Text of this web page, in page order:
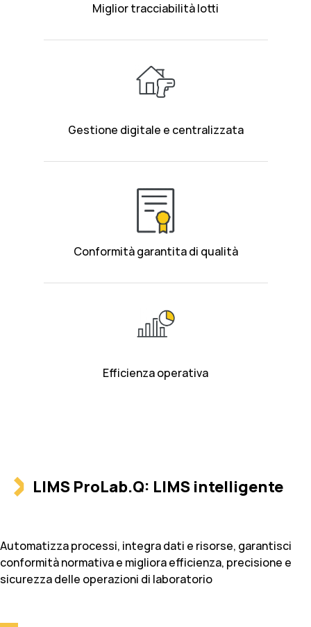
Miglior tracciabilità lotti
Gestione digitale e centralizzata
Conformità garantita di qualità
Efficienza operativa
LIMS ProLab.Q: LIMS intelligente
Automatizza processi, integra dati e risorse, garantisci
conformità normativa e migliora efficienza, precisione e
sicurezza delle operazioni di laboratorio